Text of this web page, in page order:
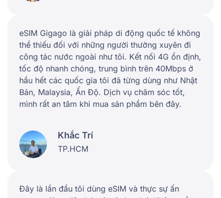
eSIM Gigago là giải pháp di động quốc tế không
thể thiếu đối với những người thường xuyên đi
công tác nước ngoài như tôi. Kết nối 4G ổn định,
tốc độ nhanh chóng, trung bình trên 40Mbps ở
hầu hết các quốc gia tôi đã từng dùng như Nhật
Bản, Malaysia, Ấn Độ. Dịch vụ chăm sóc tốt,
mình rất an tâm khi mua sản phẩm bên đây.
Khắc Trí
TP.HCM
Đây là lần đầu tôi dùng eSIM và thực sự ấn